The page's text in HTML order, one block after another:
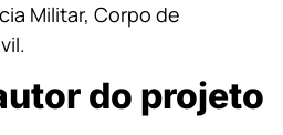
Militar, Corpo de
do projeto